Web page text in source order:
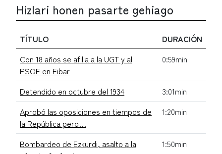
Hizlari honen pasarte gehiago
TÍTULO
DURACIÓN
Con 18 años se afilia a la UGT y al
PSOE en Eibar
0:59min
Detendido en octubre del 1934
3:01min
Aprobó las oposiciones en tiempos de
la República pero…
1:20min
Bombardeo de Ezkurdi, asalto a la
1:50min